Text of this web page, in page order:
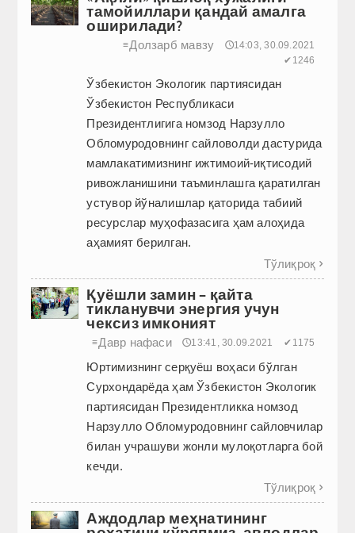
тамойиллари қандай амалга
оширилади?
≡Долзарб мавзу
🕔14:03, 30.09.2021
✔1246
Ўзбекистон Экологик партиясидан
Ўзбекистон Республикаси
Президентлигига номзод Нарзулло
Обломуродовнинг сайловолди дастурида
мамлакатимизнинг ижтимоий-иқтисодий
ривожланишини таъминлашга қаратилган
устувор йўналишлар қаторида табиий
ресурслар муҳофазасига ҳам алоҳида
аҳамият берилган.
Тўлиқроқ 
Қуёшли замин – қайта
тикланувчи энергия учун
чексиз имконият
≡Давр нафаси 🕔13:41, 30.09.2021 ✔1175
Юртимизнинг серқуёш воҳаси бўлган
Сурхондарёда ҳам Ўзбекистон Экологик
партиясидан Президентликка номзод
Нарзулло Обломуродовнинг сайловчилар
билан учрашуви жонли мулоқотларга бой
кечди.
Тўлиқроқ 
Аждодлар меҳнатининг